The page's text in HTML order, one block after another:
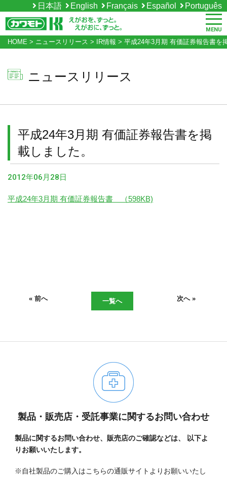
日本語 English Français Español Português
MENU
HOME > ニュースリリース > IR情報 > 平成24年3月期 有価証券報告書を
ニュースリリース
平成24年3月期 有価証券報告書を掲
載しました。
2012年06月28日
平成24年3月期 有価証券報告書 （598KB)
« 前へ 一覧へ 次へ »
製品・販売店・受託事業に関するお問い合わせ
製品に関するお問い合わせ、販売店のご確認などは、
以下よ
りお願いいたします。
※自社製品のご購入はこちらの通販サイトよりお願いいたし
06-6943-8956
受付時間：受付 : 10時〜16時 月〜金
※祝日を除く
※新型コロナウイルス感染症対策として、
現在、受付時間を一部短縮しております。
ご了承ください。